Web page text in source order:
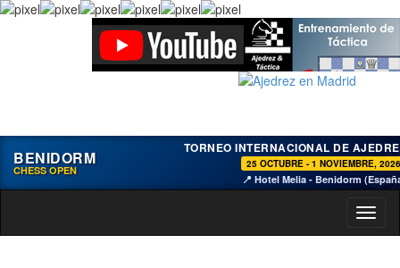
BENIDORM
CHESS OPEN
TORNEO INTERNACIONAL DE
25 OCTUBRE - 1 NOVIEMBRE, 2026
📍 Hotel Melia - Benidorm